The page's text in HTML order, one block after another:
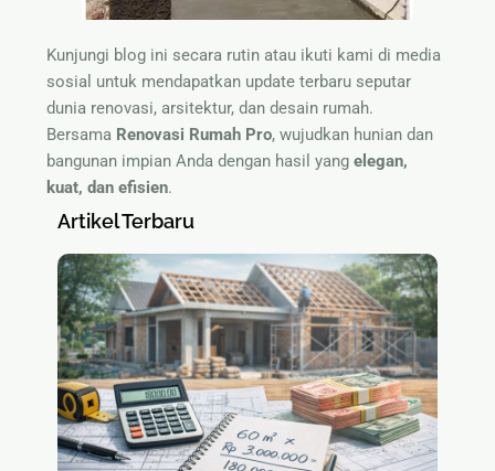
Kunjungi blog ini secara rutin atau ikuti kami di media
sosial untuk mendapatkan update terbaru seputar
dunia renovasi, arsitektur, dan desain rumah.
Bersama Renovasi Rumah Pro, wujudkan hunian dan
bangunan impian Anda dengan hasil yangelegan,
kuat, dan efisien.
Artikel Terbaru